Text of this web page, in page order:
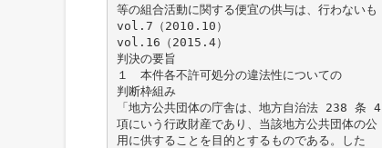
等の組合活動に関する便宜の供与は、行わないも
vol.7（2010.10）
vol.16（2015.4）
判決の要旨
１ 本件各不許可処分の違法性についての
判断枠組み
「地方公共団体の庁舎は、地方自治法 238 条 4
項にいう行政財産であり、当該地方公共団体の公
用に供することを目的とするものである。した